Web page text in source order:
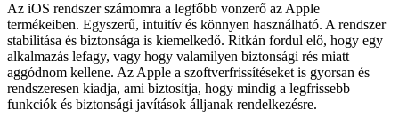
Az iOS rendszer számomra a legfőbb vonzerő az Apple
termékeiben. Egyszerű, intuitív és könnyen használható. A rendszer
stabilitása és biztonsága is kiemelkedő. Ritkán fordul elő, hogy egy
alkalmazás lefagy, vagy hogy valamilyen biztonsági rés miatt
aggódnom kellene. Az Apple a szoftverfrissítéseket is gyorsan és
rendszeresen kiadja, ami biztosítja, hogy mindig a legfrissebb
funkciók és biztonsági javítások álljanak rendelkezésre.